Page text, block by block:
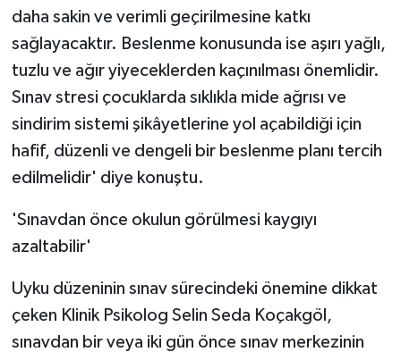
daha sakin ve verimli geçirilmesine katkı
sağlayacaktır. Beslenme konusunda ise aşırı yağlı,
tuzlu ve ağır yiyeceklerden kaçınılması önemlidir.
Sınav stresi çocuklarda sıklıkla mide ağrısı ve
sindirim sistemi şikâyetlerine yol açabildiği için
hafif, düzenli ve dengeli bir beslenme planı tercih
edilmelidir' diye konuştu.
'Sınavdan önce okulun görülmesi kaygıyı
azaltabilir'
Uyku düzeninin sınav sürecindeki önemine dikkat
çeken Klinik Psikolog Selin Seda Koçakgöl,
sınavdan bir veya iki gün önce sınav merkezinin